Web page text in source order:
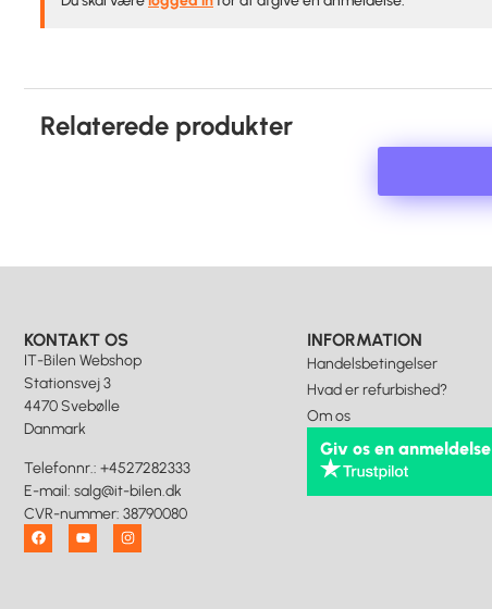
Relaterede produkter
KONTAKT OS
IT-Bilen Webshop
Stationsvej 3
4470 Svebølle
Danmark
Telefonnr.: +4527282333
E-mail: salg@it-bilen.dk
CVR-nummer: 38790080
INFORMATION
Handelsbetingelser
Hvad er refurbished?
Om os
Giv os en anmeldelse